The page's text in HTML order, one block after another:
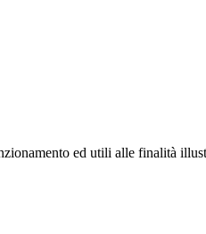
ed utili alle finalità